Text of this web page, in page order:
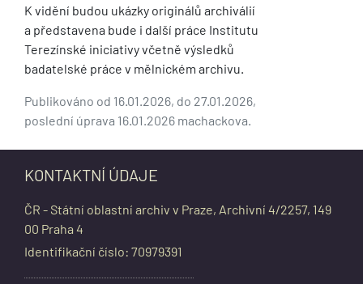
K vidění budou ukázky originálů archiválií
a představena bude i další práce Institutu
Terezínské iniciativy včetně výsledků
badatelské práce v mělnickém archivu.
Publikováno od 16.01.2026, do 27.01.2026,
poslední úprava 16.01.2026 machackova.
KONTAKTNÍ ÚDAJE
ČR - Státní oblastní archiv v Praze, Archivní 4/2257, 149
00 Praha 4
Identifikační číslo: 70979391